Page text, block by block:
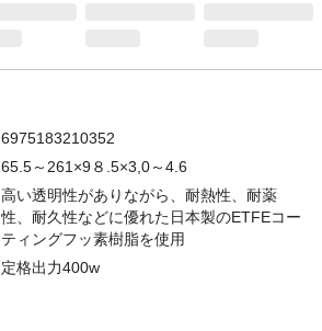
6975183210352
65.5～261×9８.5×3,0～4.6
高い透明性がありながら、耐熱性、耐薬
性、耐久性などに優れた日本製のETFEコー
ティングフッ素樹脂を使用
定格出力400w